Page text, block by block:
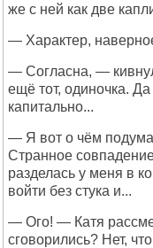
же с ней как две
— Характер,
— Согласна, —
ещё тот, одиночка.
капитально...
— Я вот о чём
Странное
разделась у меня в
войти без стука и...
— Ого! — Катя
сговорились? Нет,